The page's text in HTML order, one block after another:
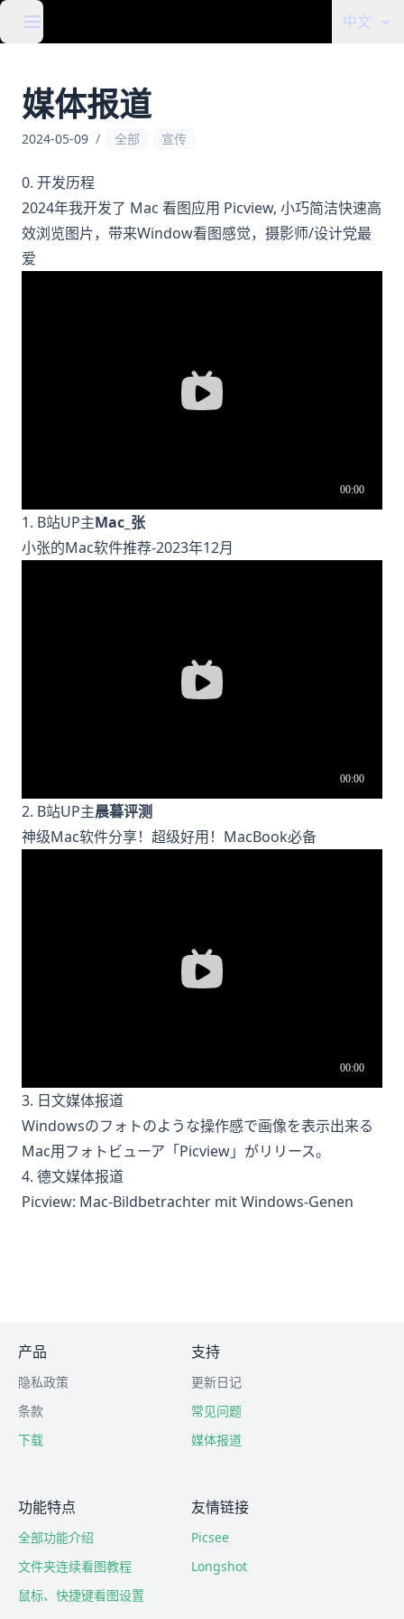
中文
媒体报道
2024-05-09 / 全部 宣传
0. 开发历程
2024年我开发了 Mac 看图应用 Picview, 小巧简洁快速高
效浏览图片，带来Window看图感觉，摄影师/设计党最
爱
1. B站UP主Mac_张
小张的Mac软件推荐-2023年12月
2. B站UP主晨暮评测
神级Mac软件分享！超级好用！MacBook必备
3. 日文媒体报道
Windowsのフォトのような操作感で画像を表示出来る
Mac用フォトビューア「Picview」がリリース。
4. 德文媒体报道
Picview: Mac-Bildbetrachter mit Windows-Genen
产品
隐私政策
条款
下载
支持
更新日记
常见问题
媒体报道
功能特点
全部功能介绍
文件夹连续看图教程
鼠标、快捷键看图设置
友情链接
Picsee
Longshot